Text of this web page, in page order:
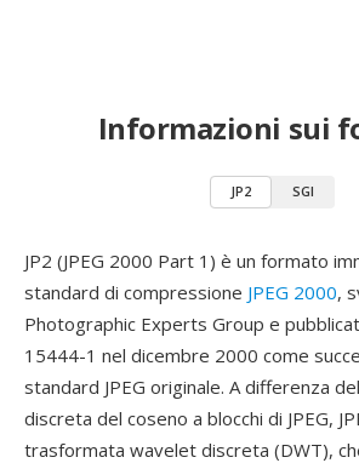
Informazioni sui
JP2 SGI
JP2 (JPEG 2000 Part 1) è un formato
standard di compressione JPEG 2000,
Photographic Experts Group e
15444-1 nel dicembre 2000 come
standard JPEG originale. A differenza
discreta del coseno a blocchi di JPEG,
trasformata wavelet discreta (DWT),